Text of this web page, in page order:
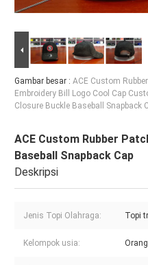
Gambar besar : ACE Custom
Embroidery Bill Logo Cool Cap
Closure Buckle Baseball Snapback
ACE Custom Rubber
Baseball Snapback Cap
Deskripsi
Jenis Topi Olahraga: Topi
Kelompok usia: